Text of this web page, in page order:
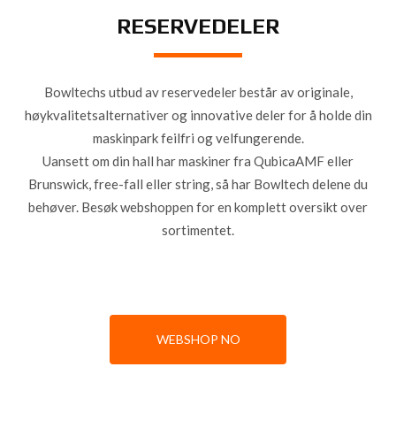
RESERVEDELER
Bowltechs utbud av reservedeler består av originale,
høykvalitetsalternativer og innovative deler for å holde din
maskinpark feilfri og velfungerende.
Uansett om din hall har maskiner fra QubicaAMF eller
Brunswick, free-fall eller string, så har Bowltech delene du
behøver. Besøk webshoppen for en komplett oversikt over
sortimentet.
WEBSHOP NO